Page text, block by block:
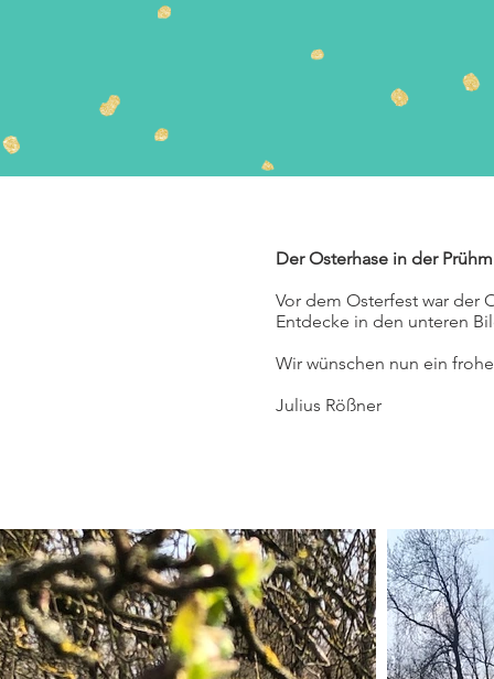
Der Osterhase in der
Vor dem Osterfest war der
Entdecke in den unteren
Wir wünschen nun ein
Julius Rößner